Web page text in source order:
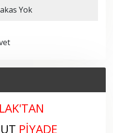
Yok
PİYADE